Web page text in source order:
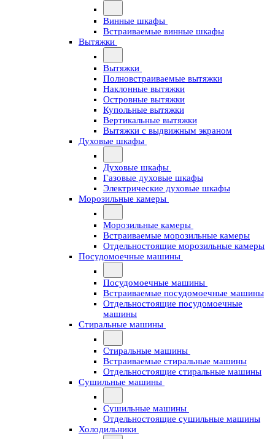
Винные шкафы
Встраиваемые винные шкафы
Вытяжки
Вытяжки
Полновстраиваемые вытяжки
Наклонные вытяжки
Островные вытяжки
Купольные вытяжки
Вертикальные вытяжки
Вытяжки с выдвижным экраном
Духовые шкафы
Духовые шкафы
Газовые духовые шкафы
Электрические духовые шкафы
Морозильные камеры
Морозильные камеры
Встраиваемые морозильные камеры
Отдельностоящие морозильные камеры
Посудомоечные машины
Посудомоечные машины
Встраиваемые посудомоечные машины
Отдельностоящие посудомоечные
машины
Стиральные машины
Стиральные машины
Встраиваемые стиральные машины
Отдельностоящие стиральные машины
Сушильные машины
Сушильные машины
Отдельностоящие сушильные машины
Холодильники